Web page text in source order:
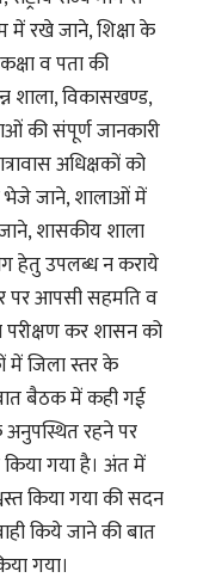
में रखे जाने, शिक्षा के
व पता की
शाला, विकासखण्ड,
की संपूर्ण जानकारी
अधिक्षकों को
भेजे जाने, शालाओं में
शासकीय शाला
हेतु उपलब्ध न कराये
पर आपसी सहमति व
परीक्षण कर शासन को
में जिला स्तर के
बैठक में कही गई
अनुपस्थित रहने पर
किया गया है। अंत में
किया गया की सदन
किये जाने की बात
गया।